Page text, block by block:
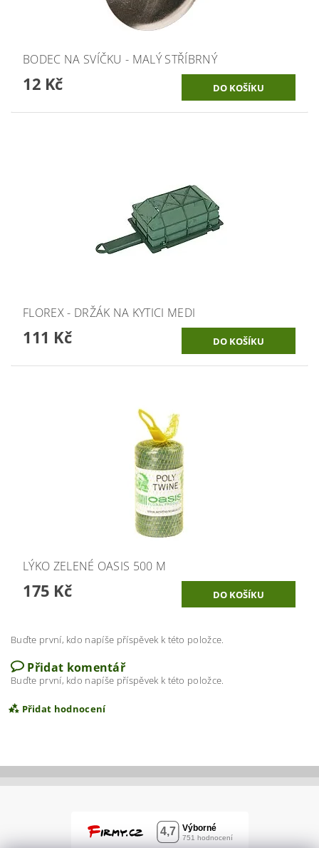
BODEC NA SVÍČKU - MALÝ STŘÍBRNÝ
12 Kč
FLOREX - DRŽÁK NA KYTICI MEDI
111 Kč
LÝKO ZELENÉ OASIS 500 M
175 Kč
Buďte první, kdo napíše příspěvek k této položce.
Přidat komentář
Buďte první, kdo napíše příspěvek k této položce.
Přidat hodnocení